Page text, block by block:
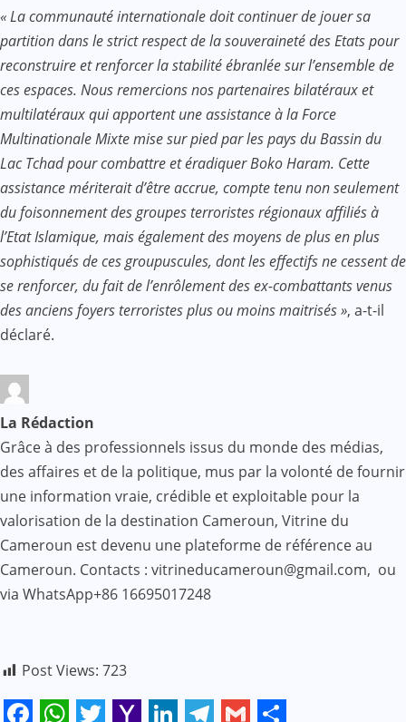
« La communauté internationale doit continuer de jouer sa
partition dans le strict respect de la souveraineté des Etats pour
reconstruire et renforcer la stabilité ébranlée sur l’ensemble de
ces espaces. Nous remercions nos partenaires bilatéraux et
multilatéraux qui apportent une assistance à la Force
Multinationale Mixte mise sur pied par les pays du Bassin du
Lac Tchad pour combattre et éradiquer Boko Haram. Cette
assistance mériterait d’être accrue, compte tenu non seulement
du foisonnement des groupes terroristes régionaux affiliés à
l’Etat Islamique, mais également des moyens de plus en plus
sophistiqués de ces groupuscules, dont les effectifs ne cessent de
se renforcer, du fait de l’enrôlement des ex-combattants venus
des anciens foyers terroristes plus ou moins maitrisés », a-t-il
déclaré.
La Rédaction
Grâce à des professionnels issus du monde des médias,
des affaires et de la politique, mus par la volonté de fournir
une information vraie, crédible et exploitable pour la
valorisation de la destination Cameroun, Vitrine du
Cameroun est devenu une plateforme de référence au
Cameroun. Contacts : vitrineducameroun@gmail.com, ou
via WhatsApp+86 16695017248
Post Views: 723